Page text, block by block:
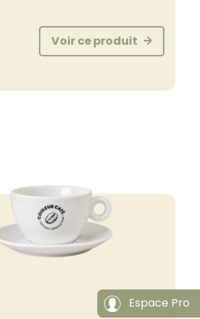
Voir ce produit
Espace Pro